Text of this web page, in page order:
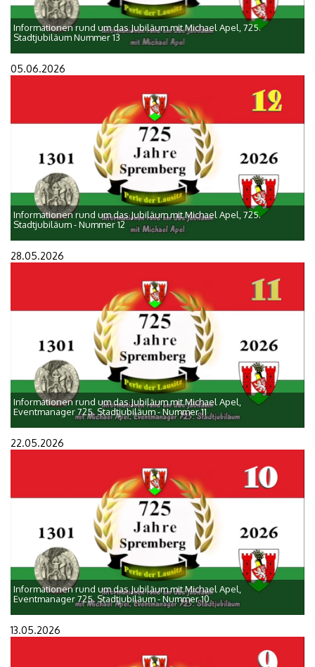
Informationen rund um das Jubiläum mit Michael Apel, 725.
Stadtjubiläum Nummer 13
05.06.2026
Informationen rund um das Jubiläum mit Michael Apel, 725.
Stadtjubiläum - Nummer 12
28.05.2026
Informationen rund um das Jubiläum mit Michael Apel,
Eventmanager 725. Stadtjubiläum - Nummer 11
22.05.2026
Informationen rund um das Jubiläum mit Michael Apel,
Eventmanager 725. Stadtjubiläum - Nummer 10
13.05.2026